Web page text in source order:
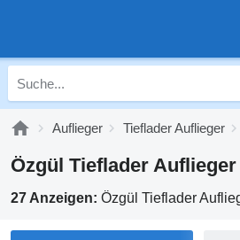
Auflieger Tieflader Auflieger
Özgül Tieflader Auflieger
27 Anzeigen: Özgül Tieflader